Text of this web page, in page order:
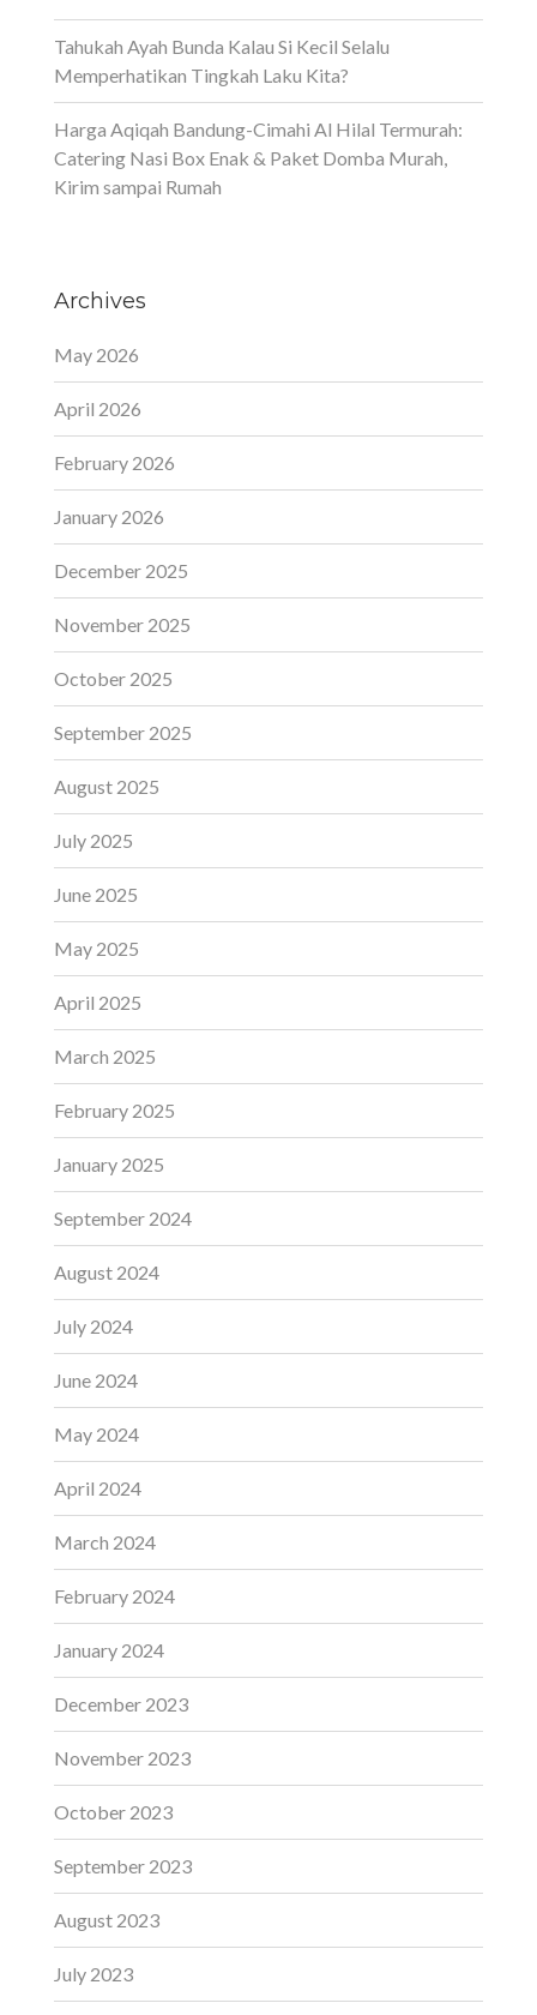
Tahukah Ayah Bunda Kalau Si Kecil Selalu
Memperhatikan Tingkah Laku Kita?
Harga Aqiqah Bandung-Cimahi Al Hilal Termurah:
Catering Nasi Box Enak & Paket Domba Murah,
Kirim sampai Rumah
Archives
May 2026
April 2026
February 2026
January 2026
December 2025
November 2025
October 2025
September 2025
August 2025
July 2025
June 2025
May 2025
April 2025
March 2025
February 2025
January 2025
September 2024
August 2024
July 2024
June 2024
May 2024
April 2024
March 2024
February 2024
January 2024
December 2023
November 2023
October 2023
September 2023
August 2023
July 2023